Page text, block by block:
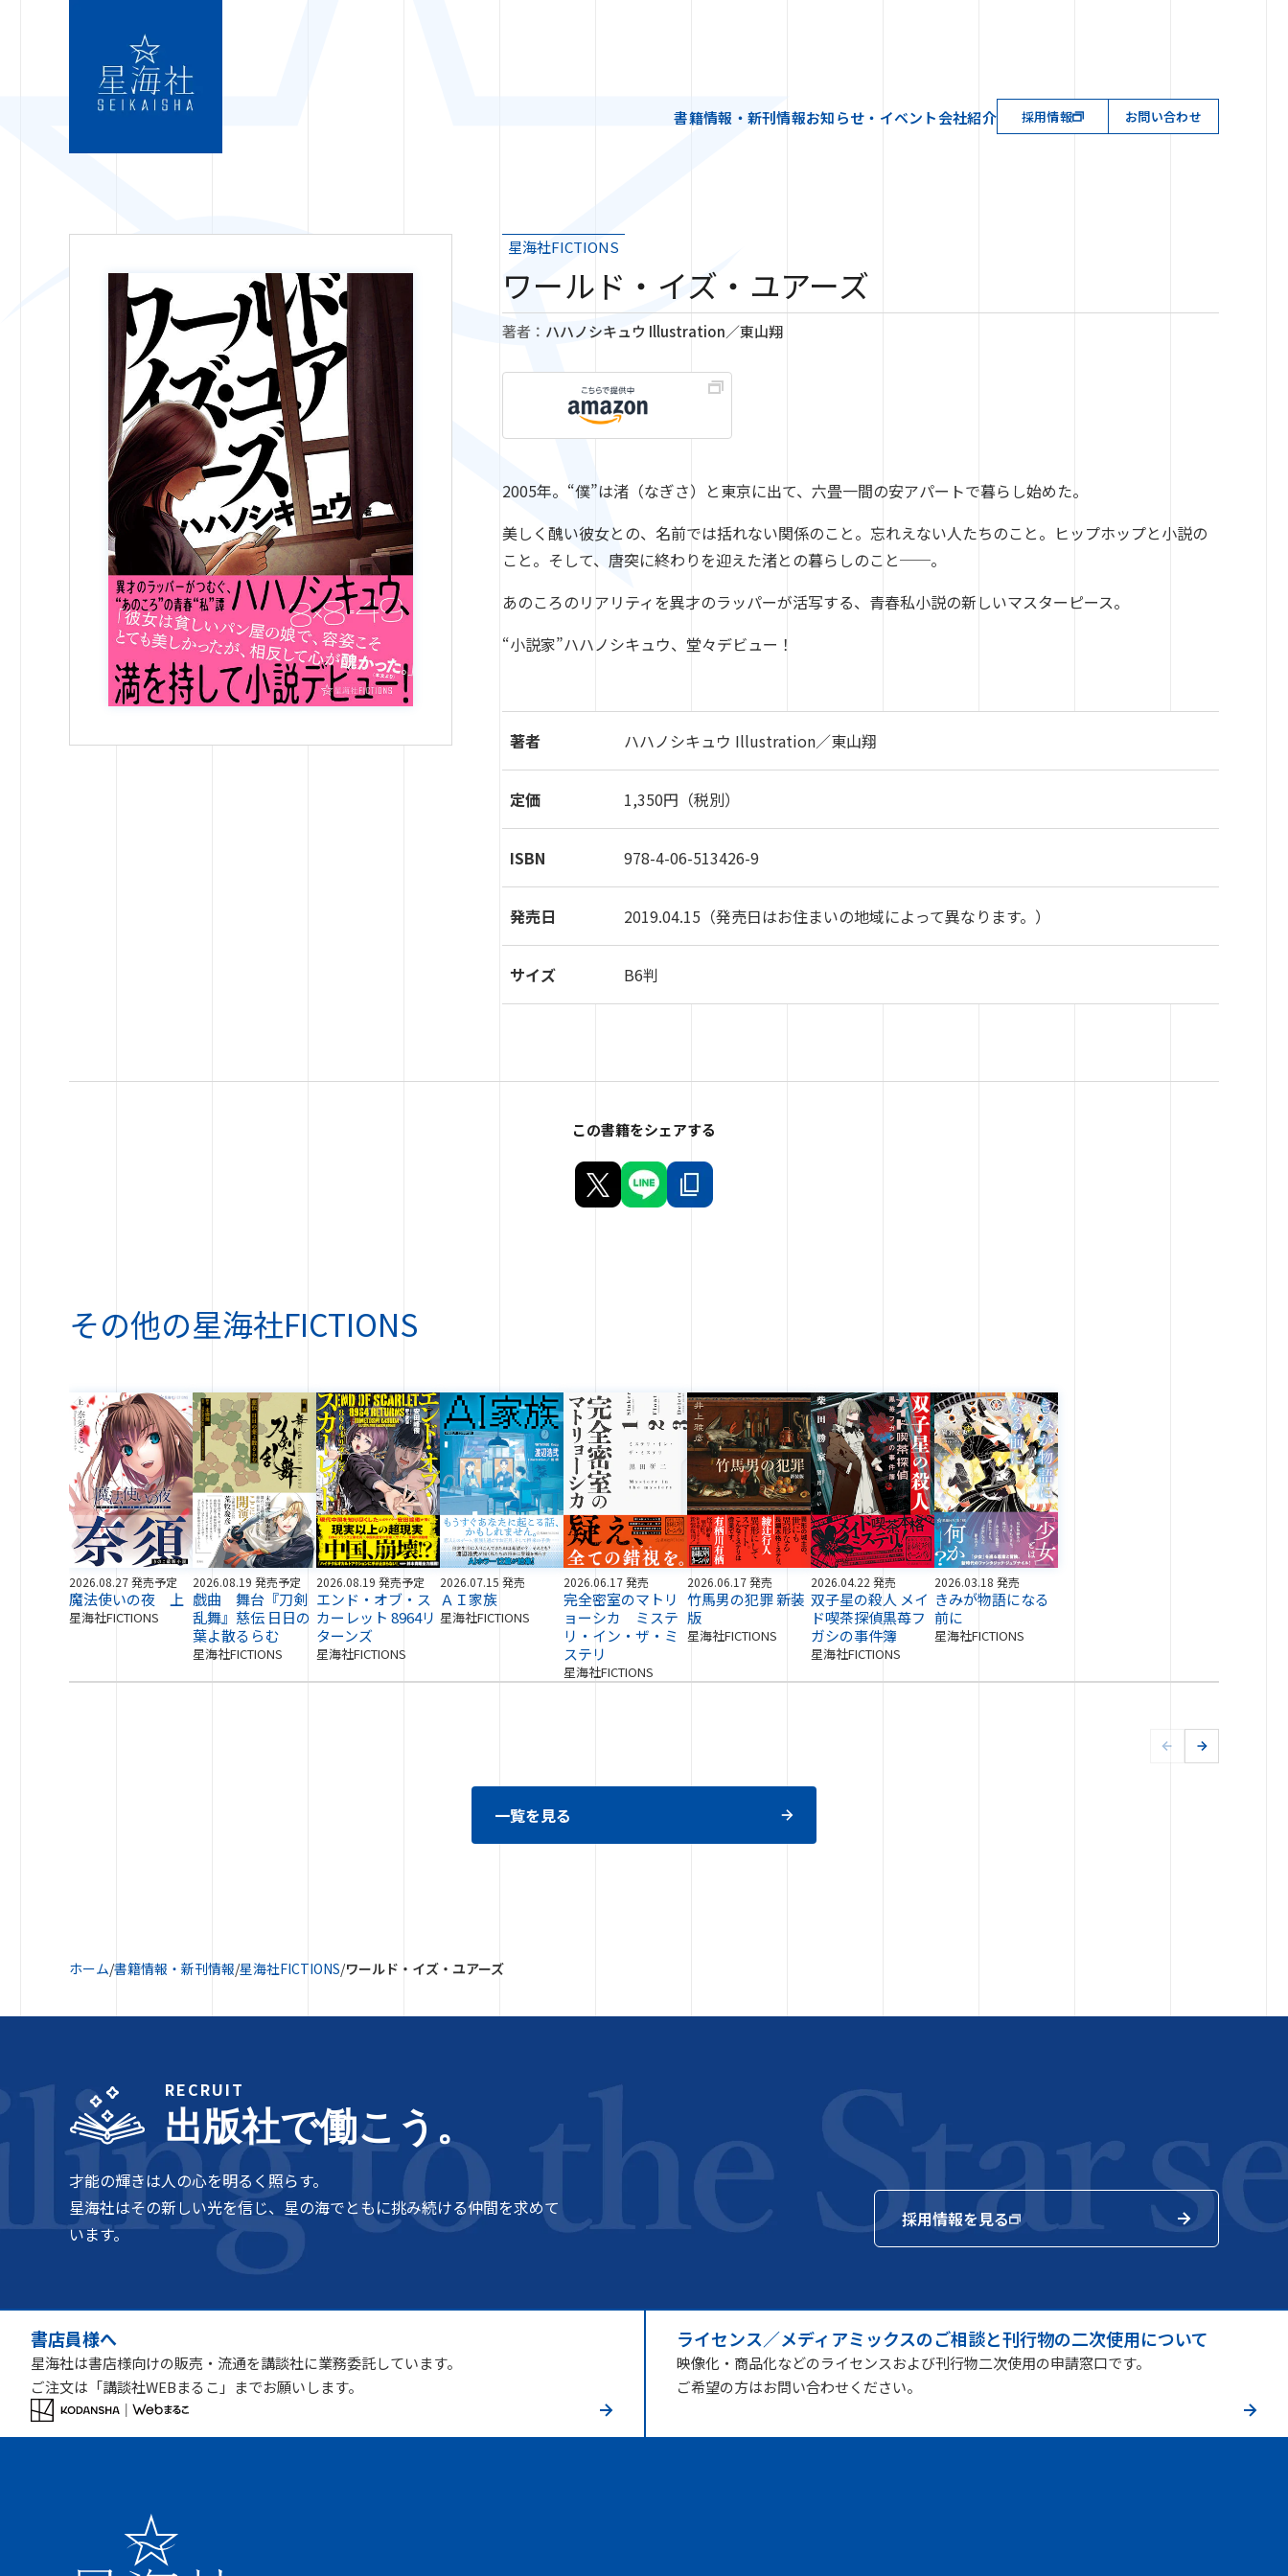
書籍情報・新刊情報お知らせ・イベント会社紹介 採用情報 お問い合わせ
星海社FICTIONS
ワールド・イズ・ユアーズ
著者： ハハノシキュウ Illustration／東山翔
2005年。“僕”は渚（なぎさ）と東京に出て、 六畳一間の安アパートで暮らし始めた。
美しく醜い彼女との、名前では括れない関係のこと。 忘れえない人たちのこと。ヒップホップと小説の
こと。そして、 唐突に終わりを迎えた渚との暮らしのこと──。
あのころのリアリティを異才のラッパーが活写する、 青春私小説の新しいマスターピース。
“小説家”ハハノシキュウ、堂々デビュー！
著者 ハハノシキュウ Illustration／東山翔
定価 1,350円（税別）
ISBN 978-4-06-513426-9
発売日 2019.04.15 （発売日はお住まいの地域によって異なります。）
サイズ B6判
この書籍をシェアする
その他の星海社FICTIONS
2026.08.27 発売予定
魔法使いの夜 上
星海社FICTIONS
2026.08.19 発売予定
戯曲 舞台『刀剣
乱舞』慈伝 日日の
葉よ散るらむ
星海社FICTIONS
2026.08.19 発売予定
エンド・オブ・ス
カーレット 8964リ
ターンズ
星海社FICTIONS
2026.07.15 発売
ＡＩ家族
星海社FICTIONS
2026.06.17 発売
完全密室のマトリ
ョーシカ ミステ
リ・イン・ザ・ミ
ステリ
星海社FICTIONS
2026.06.17 発売
竹馬男の犯罪 新装
版
星海社FICTIONS
2026.04.22 発売
双子星の殺人 メイ
ド喫茶探偵黒苺フ
ガシの事件簿
星海社FICTIONS
2026.03.18 発売
きみが物語になる
前に
星海社FICTIONS
一覧を見る
ホーム/書籍情報・新刊情報/星海社FICTIONS/ワールド・イズ・ユアーズ
RECRUIT
出版社で働こう。
才能の輝きは人の心を明るく照らす。
星海社はその新しい光を信じ、星の海でともに挑み続ける仲間を求めて
います。
採用情報を見る
書店員様へ
星海社は書店様向けの販売・流通を講談社に業務委託しています。
ご注文は「講談社WEBまるこ」までお願いします。
ライセンス／メディアミックスのご相談と刊行物の二次使用について
映像化・商品化などのライセンスおよび刊行物二次使用の申請窓口です。
ご希望の方はお問い合わせください。